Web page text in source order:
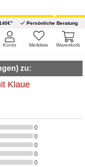
* Persönliche Beratung
Warenkorb
Merkliste
Konto
zu:
Klaue
0
0
0
0
0